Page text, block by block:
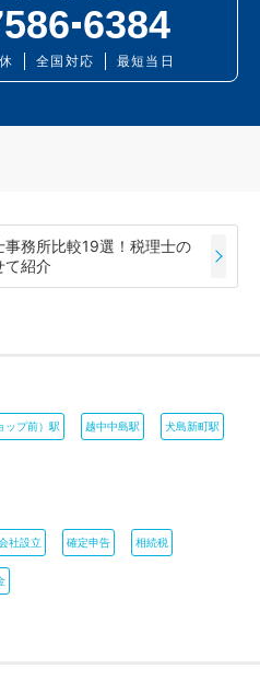
6384
全国対応 最短当日
務所比較19選！税理士の
て紹介
ップ前）駅 越中中島駅 犬島新町駅
社設立 確定申告 相続税